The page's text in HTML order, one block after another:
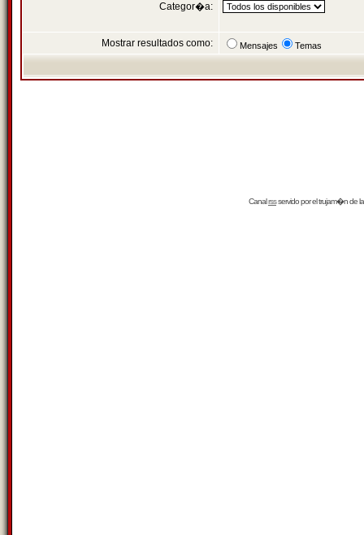
Categor�a:
Mostrar resultados como: Mensajes Temas
Canalrssservido por eltrujam�nde